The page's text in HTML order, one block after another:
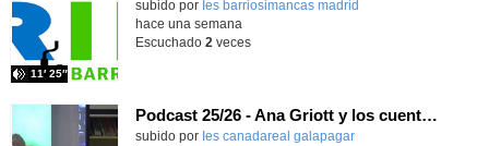
Contenido educativo.
subido por Ies barriosimancas madrid
11′ 25″
hace una semana
Escuchado 2 veces
Podcast 25/26 - Ana Griott y los cuentos de las voces olvidadas
subido por Ies canadareal galapagar-